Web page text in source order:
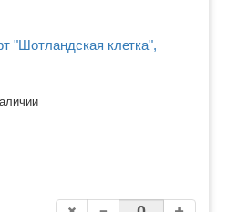
"Шотландская клетка",